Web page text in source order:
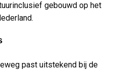
gebouwd op het
past uitstekend bij de